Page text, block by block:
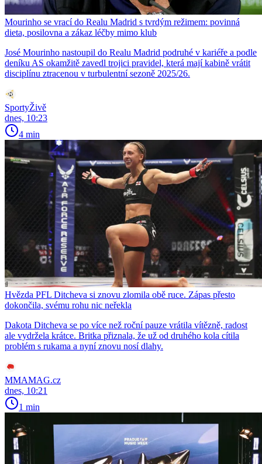
Mourinho se vrací do Realu Madrid s tvrdým režimem: povinná
dieta, posilovna a zákaz léčby mimo klub
José Mourinho nastoupil do Realu Madrid podruhé v kariéře a podle
deníku AS okamžitě zavedl trojici pravidel, která mají kabině vrátit
disciplínu ztracenou v turbulentní sezoně 2025/26.
SportyŽivě
dnes, 10:23
4 min
Hvězda PFL Ditcheva si znovu zlomila obě ruce. Zápas přesto
dokončila, svému rohu nic neřekla
Dakota Ditcheva se po více než roční pauze vrátila vítězně, radost
ale vydržela krátce. Britka přiznala, že už od druhého kola cítila
problém s rukama a nyní znovu nosí dlahy.
MMAMAG.cz
dnes, 10:21
1 min